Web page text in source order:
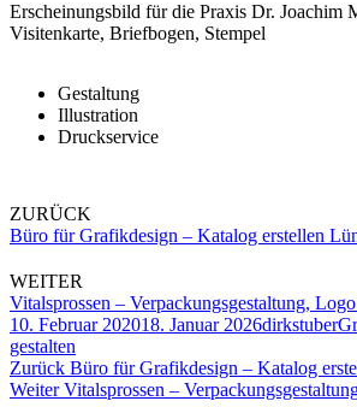
Erscheinungsbild für die Praxis Dr. Joachim
Visitenkarte, Briefbogen, Stempel
Gestaltung
Illustration
Druckservice
ZURÜCK
Büro für Grafikdesign – Katalog erstellen
WEITER
Vitalsprossen – Verpackungsgestaltung,
Veröffentlicht
am
10. Februar 202018. Januar 2026Autor
dirkstuber
gestalten
Beitragsnavigation
Zurück Vorheriger
Beitrag:
Büro für Grafikdesign – Katalog
Weiter Nächster
Vitalsprossen –